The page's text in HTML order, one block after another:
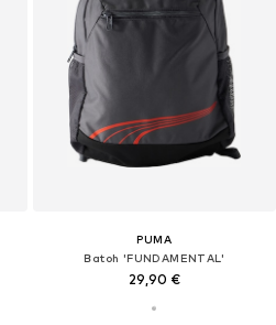
PUMA
Batoh 'FUNDAMENTAL'
29,90 €